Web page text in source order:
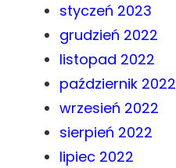
styczeń 2023
grudzień 2022
listopad 2022
październik 2022
wrzesień 2022
sierpień 2022
lipiec 2022